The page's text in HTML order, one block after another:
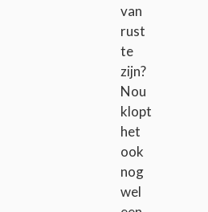
van
rust
te
zijn?
Nou
klopt
het
ook
nog
wel